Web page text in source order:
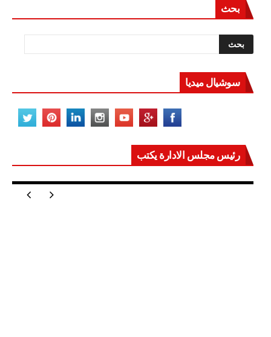
بحث
سوشيال ميديا
رئيس مجلس الادارة يكتب
مصر تعيد للعالم اتزانه